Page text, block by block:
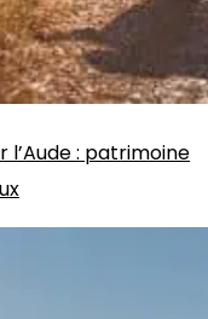
l’Aude : patrimoine